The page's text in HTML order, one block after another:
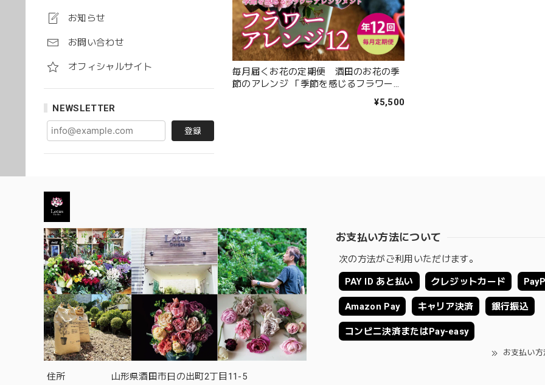
お知らせ
お問い合わせ
オフィシャルサイト
NEWSLETTER
登録
頂きますので よろしくお願いします。
毎月届くお花の定期便 酒田のお花の季節の花束「季節の花束
2023/06/17
2020/05/11
先方さんがお洒落なお花だと喜んでくれました。 ありがとうございました。
ありがとうございました😊 無事にお花が届いて安心
毎月届くお花の定期便 酒田のお花の季
節のアレンジ 「季節を感じるフラワーア
¥5,500
住所
山形県酒田市日の出町2丁目11-5
お支払い方法について
次の方法がご利用いただけます。
PAY ID あと払い クレジットカード
Amazon Pay キャリア決済 銀行振込
コンビニ決済またはPay-easy
お支払い